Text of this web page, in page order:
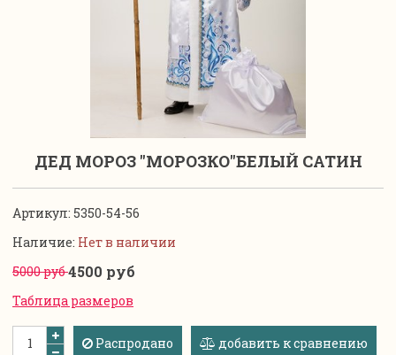
ДЕД МОРОЗ "МОРОЗКО"БЕЛЫЙ САТИН
Артикул: 5350-54-56
Наличие: Нет в наличии
5000 руб4500 руб
Таблица размеров
Распродано добавить к сравнению